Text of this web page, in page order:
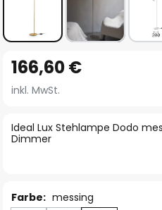
Anfang
der
springen
Ideal Lux Stehlampe Dodo
Dimmer
166,60 €
inkl. MwSt.
Farbe: messing